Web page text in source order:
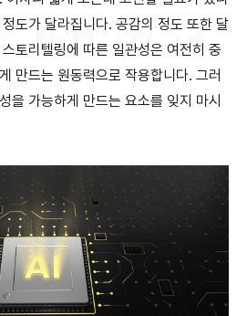
도가 달라집니다. 공감의 정도 또한 달
토리텔링에 따른 일관성은 여전히 중
만드는 원동력으로 작용합니다. 그러
을 가능하게 만드는 요소를 잊지 마시